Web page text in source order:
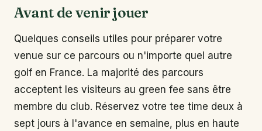
Avant de venir jouer
Quelques conseils utiles pour préparer votre
venue sur ce parcours ou n'importe quel autre
golf en France. La majorité des parcours
acceptent les visiteurs au green fee sans être
membre du club. Réservez votre tee time deux à
sept jours à l'avance en semaine, plus en haute